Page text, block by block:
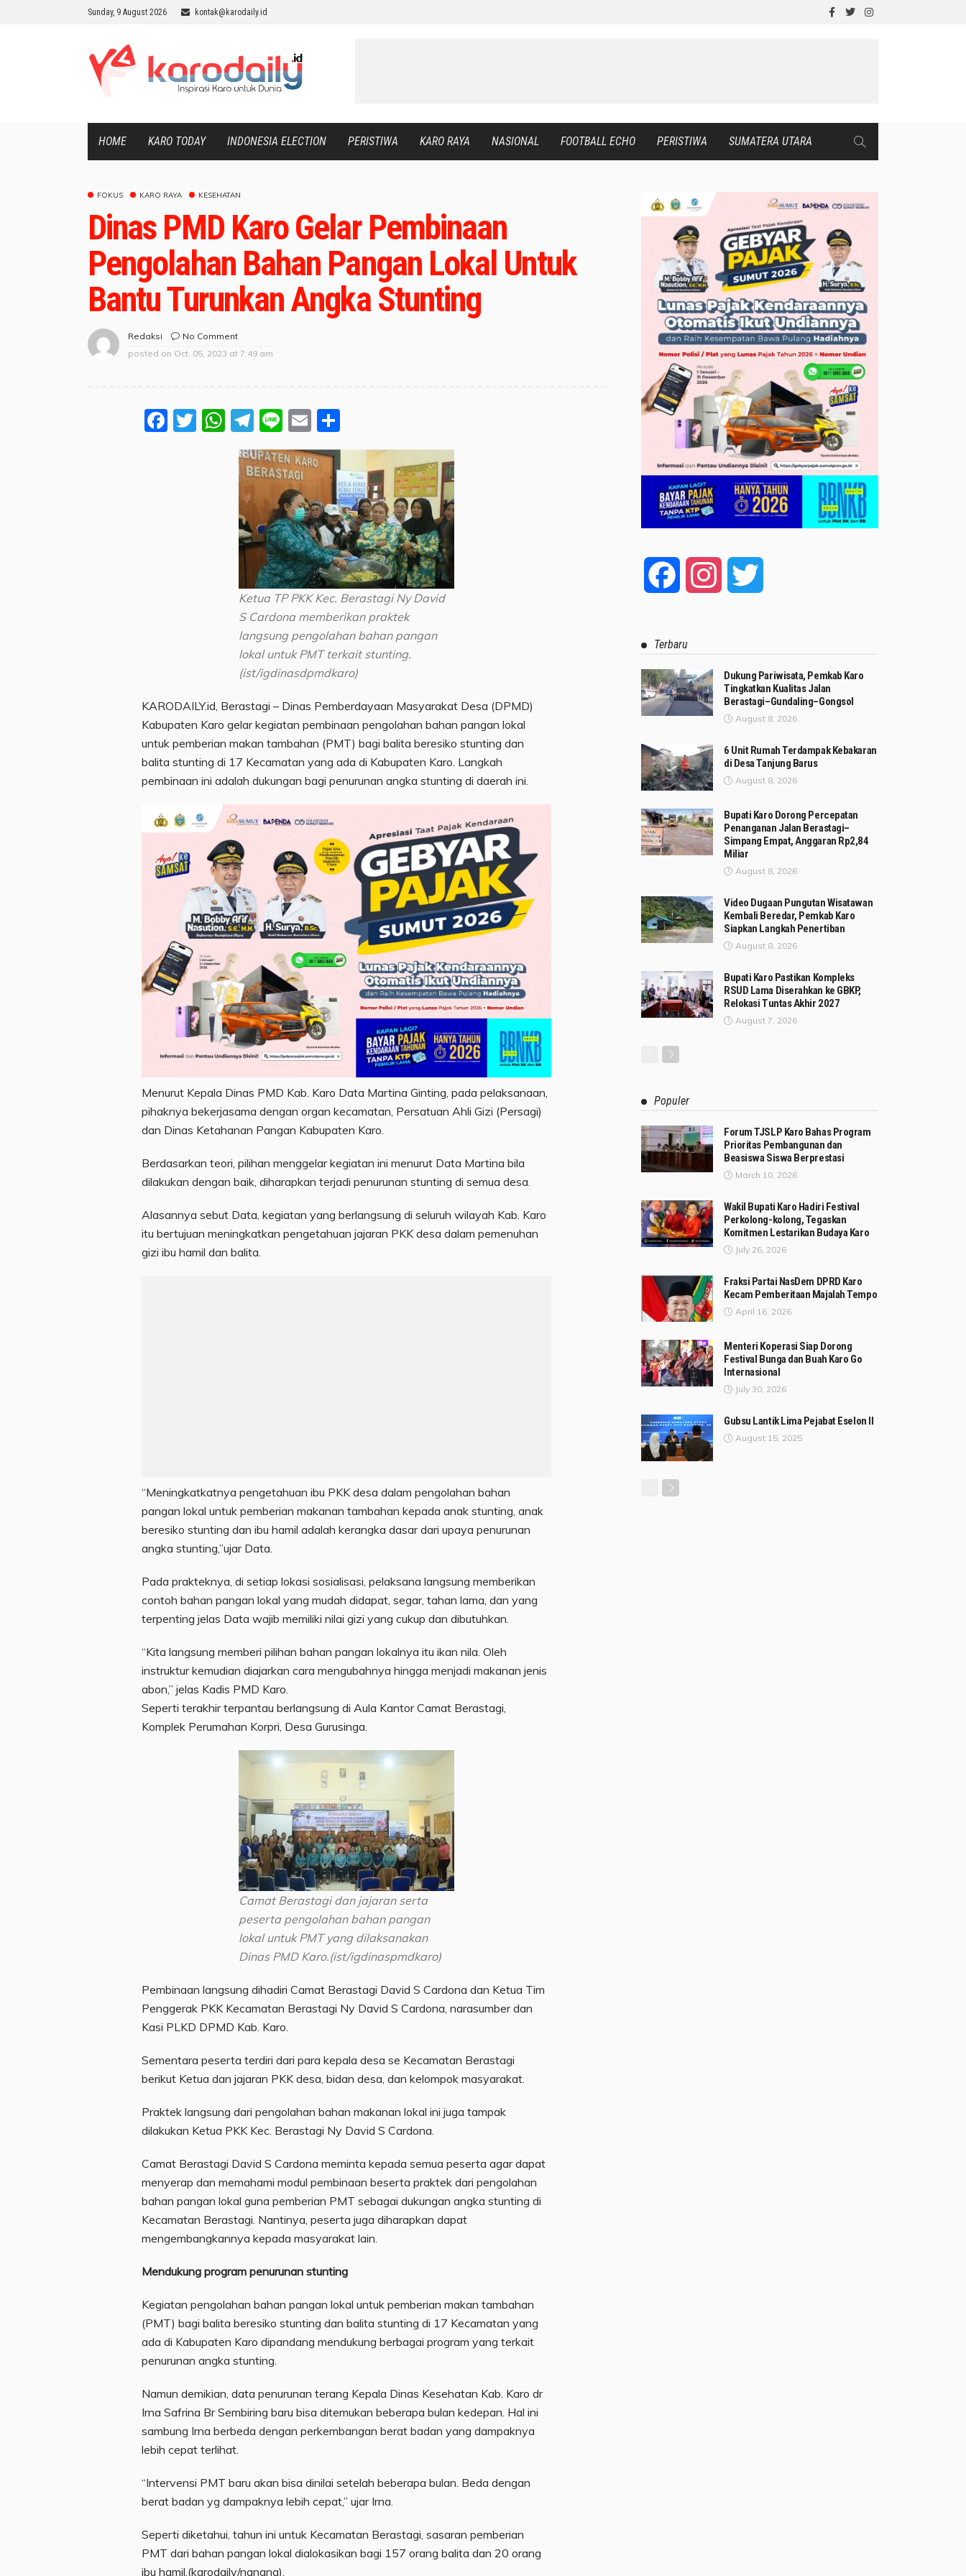
Sunday, 9 August 2026 kontak@karodaily.id
HOME KARO TODAY INDONESIA ELECTION PERISTIWA KARO RAYA NASIONAL FOOTBALL ECHO PERISTIWA SUMATERA UTARA
FOKUS KARO RAYA KESEHATAN
Dinas PMD Karo Gelar Pembinaan
Pengolahan Bahan Pangan Lokal Untuk
Bantu Turunkan Angka Stunting
Redaksi
No Comment
posted on Oct. 05, 2023 at 7:49 am
Facebook
Twitter
WhatsApp
Telegram
LineEmail
Ketua TP PKK Kec. Berastagi Ny David
S Cardona memberikan praktek
langsung pengolahan bahan pangan
lokal untuk PMT terkait stunting.
(ist/igdinasdpmdkaro)
KARODAILY.id, Berastagi – Dinas Pemberdayaan Masyarakat Desa (DPMD)
Kabupaten Karo gelar kegiatan pembinaan pengolahan bahan pangan lokal
untuk pemberian makan tambahan (PMT) bagi balita beresiko stunting dan
balita stunting di 17 Kecamatan yang ada di Kabupaten Karo. Langkah
pembinaan ini adalah dukungan bagi penurunan angka stunting di daerah ini.
Menurut Kepala Dinas PMD Kab. Karo Data Martina Ginting, pada pelaksanaan,
pihaknya bekerjasama dengan organ kecamatan, Persatuan Ahli Gizi (Persagi)
dan Dinas Ketahanan Pangan Kabupaten Karo.
Berdasarkan teori, pilihan menggelar kegiatan ini menurut Data Martina bila
dilakukan dengan baik, diharapkan terjadi penurunan stunting di semua desa.
Alasannya sebut Data, kegiatan yang berlangsung di seluruh wilayah Kab. Karo
itu bertujuan meningkatkan pengetahuan jajaran PKK desa dalam pemenuhan
gizi ibu hamil dan balita.
“Meningkatkatnya pengetahuan ibu PKK desa dalam pengolahan bahan
pangan lokal untuk pemberian makanan tambahan kepada anak stunting, anak
beresiko stunting dan ibu hamil adalah kerangka dasar dari upaya penurunan
angka stunting,”ujar Data.
Pada prakteknya, di setiap lokasi sosialisasi, pelaksana langsung memberikan
contoh bahan pangan lokal yang mudah didapat, segar, tahan lama, dan yang
terpenting jelas Data wajib memiliki nilai gizi yang cukup dan dibutuhkan.
“Kita langsung memberi pilihan bahan pangan lokalnya itu ikan nila. Oleh
instruktur kemudian diajarkan cara mengubahnya hingga menjadi makanan jenis
abon,” jelas Kadis PMD Karo.
Seperti terakhir terpantau berlangsung di Aula Kantor Camat Berastagi,
Komplek Perumahan Korpri, Desa Gurusinga.
Camat Berastagi dan jajaran serta
peserta pengolahan bahan pangan
lokal untuk PMT yang dilaksanakan
Dinas PMD Karo.(ist/igdinaspmdkaro)
Pembinaan langsung dihadiri Camat Berastagi David S Cardona dan Ketua Tim
Penggerak PKK Kecamatan Berastagi Ny David S Cardona, narasumber dan
Kasi PLKD DPMD Kab. Karo.
Sementara peserta terdiri dari para kepala desa se Kecamatan Berastagi
berikut Ketua dan jajaran PKK desa, bidan desa, dan kelompok masyarakat.
Praktek langsung dari pengolahan bahan makanan lokal ini juga tampak
dilakukan Ketua PKK Kec. Berastagi Ny David S Cardona.
Camat Berastagi David S Cardona meminta kepada semua peserta agar dapat
menyerap dan memahami modul pembinaan beserta praktek dari pengolahan
bahan pangan lokal guna pemberian PMT sebagai dukungan angka stunting di
Kecamatan Berastagi. Nantinya, peserta juga diharapkan dapat
mengembangkannya kepada masyarakat lain.
Mendukung program penurunan stunting
Kegiatan pengolahan bahan pangan lokal untuk pemberian makan tambahan
(PMT) bagi balita beresiko stunting dan balita stunting di 17 Kecamatan yang
ada di Kabupaten Karo dipandang mendukung berbagai program yang terkait
penurunan angka stunting.
Namun demikian, data penurunan terang Kepala Dinas Kesehatan Kab. Karo dr
Irna Safrina Br Sembiring baru bisa ditemukan beberapa bulan kedepan. Hal ini
sambung Irna berbeda dengan perkembangan berat badan yang dampaknya
lebih cepat terlihat.
“Intervensi PMT baru akan bisa dinilai setelah beberapa bulan. Beda dengan
berat badan yg dampaknya lebih cepat,” ujar Irna.
Seperti diketahui, tahun ini untuk Kecamatan Berastagi, sasaran pemberian
PMT dari bahan pangan lokal dialokasikan bagi 157 orang balita dan 20 orang
ibu hamil.(karodaily/nanang).
Facebook Instagram
Terbaru
Dukung Pariwisata, Pemkab Karo
Tingkatkan Kualitas Jalan
Berastagi–Gundaling–Gongsol
August 8, 2026
6 Unit Rumah Terdampak Kebakaran
di Desa Tanjung Barus
August 8, 2026
Bupati Karo Dorong Percepatan
Penanganan Jalan Berastagi–
Simpang Empat, Anggaran Rp2,84
Miliar
August 8, 2026
Video Dugaan Pungutan Wisatawan
Kembali Beredar, Pemkab Karo
Siapkan Langkah Penertiban
August 8, 2026
Bupati Karo Pastikan Kompleks
RSUD Lama Diserahkan ke GBKP,
Relokasi Tuntas Akhir 2027
August 7, 2026
Populer
Forum TJSLP Karo Bahas Program
Prioritas Pembangunan dan
Beasiswa Siswa Berprestasi
March 10, 2026
Wakil Bupati Karo Hadiri Festival
Perkolong-kolong, Tegaskan
Komitmen Lestarikan Budaya Karo
July 26, 2026
Fraksi Partai NasDem DPRD Karo
Kecam Pemberitaan Majalah Tempo
April 16, 2026
Menteri Koperasi Siap Dorong
Festival Bunga dan Buah Karo Go
Internasional
July 30, 2026
Gubsu Lantik Lima Pejabat Eselon II
August 15, 2025